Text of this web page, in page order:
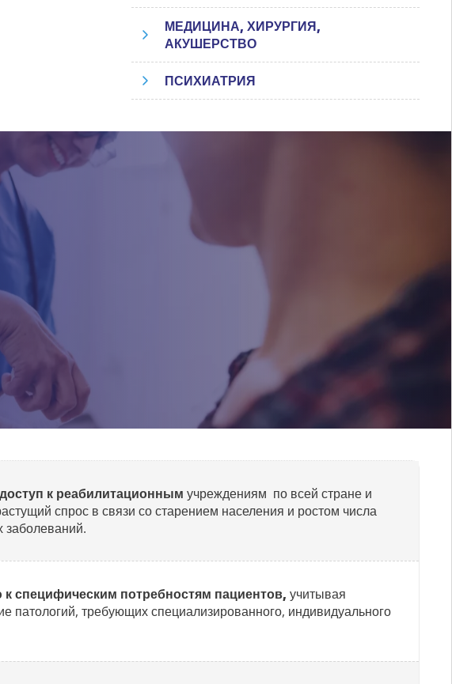
МЕДИЦИНА, ХИРУРГИЯ,
АКУШЕРСТВО
ПСИХИАТРИЯ
к реабилитационнымучреждениям по всей стране и
спрос в связи со старением населения и ростом числа
заболеваний.
специфическим потребностям пациентов,учитывая
патологий, требующих специализированного, индивидуального